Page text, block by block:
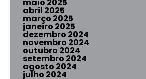
maio 2025
abril 2025
março 2025
janeiro 2025
dezembro 2024
novembro 2024
outubro 2024
setembro 2024
agosto 2024
julho 2024